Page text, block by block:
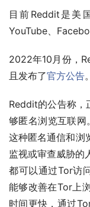
目前Reddit是美
YouTube、
2022年10月份，
且发布了官方公告。
Reddit的公告称，
够匿名浏览互联
这种匿名通信和浏
监视或审查威胁的
都可以通过Tor访
能够改善在Tor上
时间更快，通过